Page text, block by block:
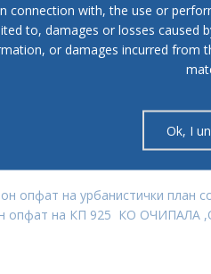
од 15 дена од денот на
областа на уредување на
Урбанистички проект вон
електрани на проектен
опфат на урбанистички план
опфат на КП 925 КО ОЧИПАЛА
connection with, the use or
to, damages or losses caused
or damages incurred from
Ok, I